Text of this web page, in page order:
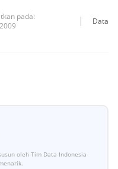
pada:
Data
oleh Tim Data Indonesia